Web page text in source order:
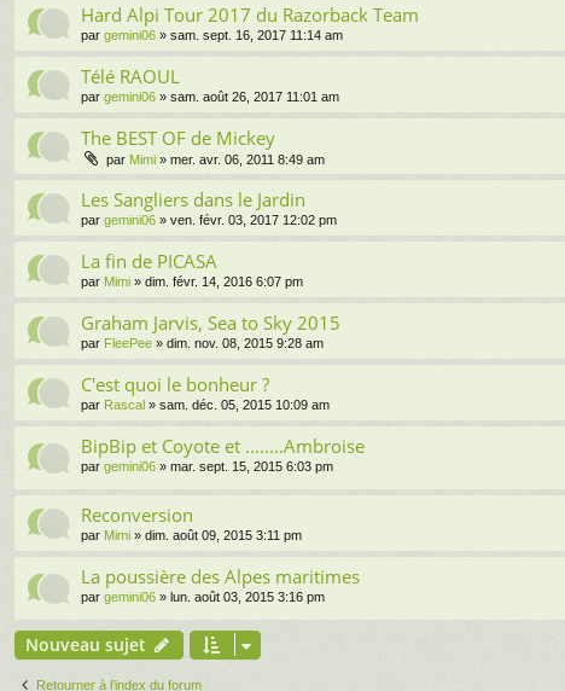
Hard Alpi Tour 2017 du Razorback Team
par gemini06 » sam. sept. 16, 2017 11:14 am
Télé RAOUL
par gemini06 » sam. août 26, 2017 11:01 am
The BEST OF de Mickey
par Mimi » mer. avr. 06, 2011 8:49 am
Les Sangliers dans le Jardin
par gemini06 » ven. févr. 03, 2017 12:02 pm
La fin de PICASA
par Mimi » dim. févr. 14, 2016 6:07 pm
Graham Jarvis, Sea to Sky 2015
par FleePee » dim. nov. 08, 2015 9:28 am
C'est quoi le bonheur ?
par Rascal » sam. déc. 05, 2015 10:09 am
BipBip et Coyote et ........Ambroise
par gemini06 » mar. sept. 15, 2015 6:03 pm
Reconversion
par Mimi » dim. août 09, 2015 3:11 pm
La poussière des Alpes maritimes
par gemini06 » lun. août 03, 2015 3:16 pm
Nouveau sujet
Retourner à l’index du forum